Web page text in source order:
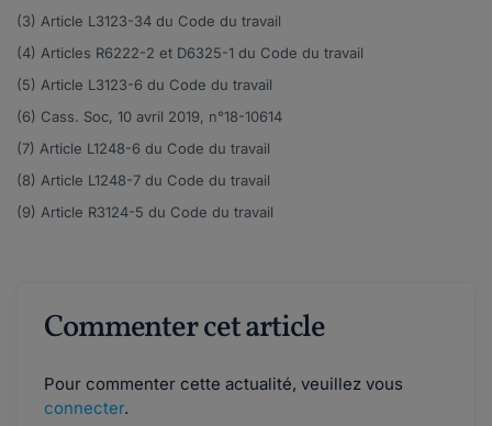
(3) Article L3123-34 du Code du travail
(4) Articles R6222-2 et D6325-1 du Code du travail
(5) Article L3123-6 du Code du travail
(6) Cass. Soc, 10 avril 2019, n°18-10614
(7) Article L1248-6 du Code du travail
(8) Article L1248-7 du Code du travail
(9) Article R3124-5 du Code du travail
Commenter cet article
Pour commenter cette actualité, veuillez vous
connecter.